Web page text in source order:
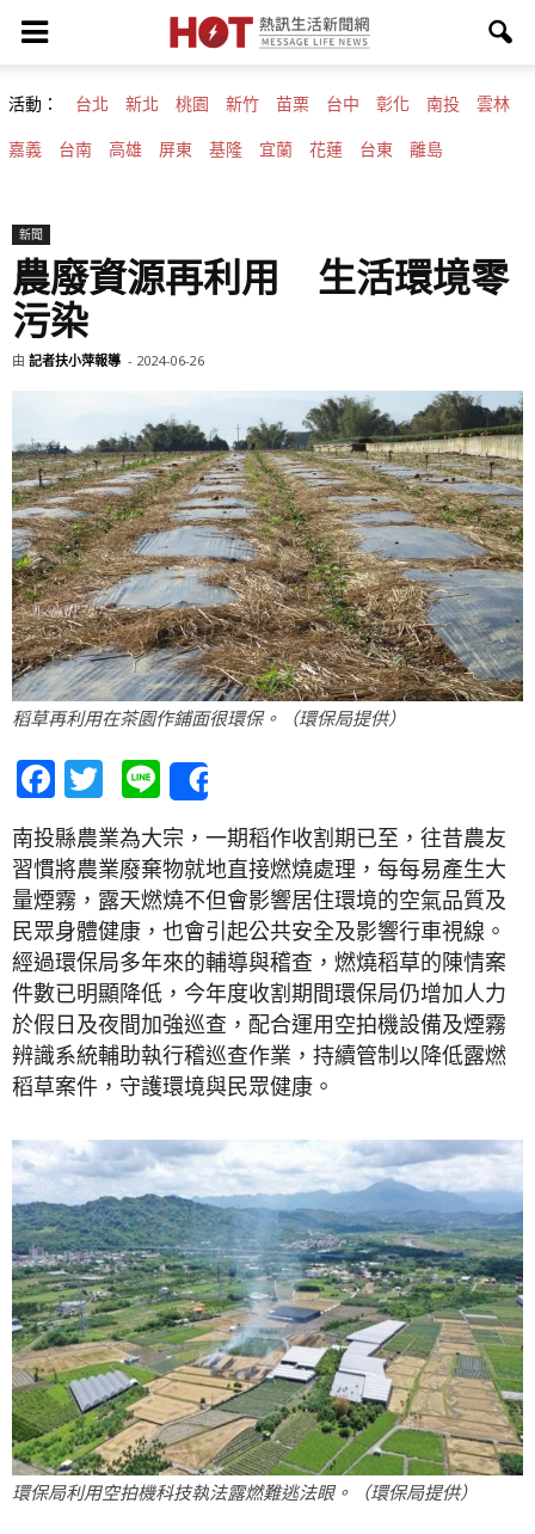
活動： 台北 新北 桃園 新竹 苗栗 台中 彰化 南投 雲林
嘉義 台南 高雄 屏東 基隆 宜蘭 花蓮 台東 離島
新聞
農廢資源再利用 生活環境零
污染
由 記者扶小萍報導 - 2024-06-26
稻草再利用在茶園作鋪面很環保。（環保局提供）
Facebook
Twitter
Line
南投縣農業為大宗，一期稻作收割期已至，往昔農友
習慣將農業廢棄物就地直接燃燒處理，每每易產生大
量煙霧，露天燃燒不但會影響居住環境的空氣品質及
民眾身體健康，也會引起公共安全及影響行車視線。
經過環保局多年來的輔導與稽查，燃燒稻草的陳情案
件數已明顯降低，今年度收割期間環保局仍增加人力
於假日及夜間加強巡查，配合運用空拍機設備及煙霧
辨識系統輔助執行稽巡查作業，持續管制以降低露燃
稻草案件，守護環境與民眾健康。
環保局利用空拍機科技執法露燃難逃法眼。（環保局提供）